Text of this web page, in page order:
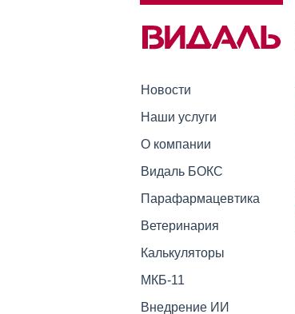
Новости
Наши услуги
О компании
Видаль БОКС
Парафармацевтика
Ветеринария
Калькуляторы
МКБ-11
Внедрение ИИ